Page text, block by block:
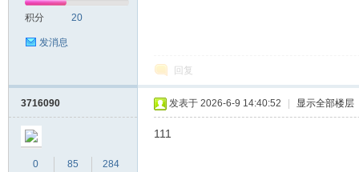
积分 20
发消息
回复
3716090
0
85
284
发表于 2026-6-9 14:40:52 显示全部楼层
111